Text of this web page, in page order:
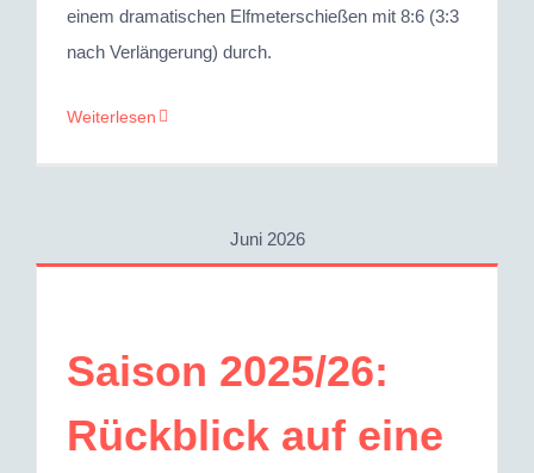
einem dramatischen Elfmeterschießen mit 8:6 (3:3
nach Verlängerung) durch.
Weiterlesen
Juni 2026
Saison 2025/26:
Rückblick auf eine